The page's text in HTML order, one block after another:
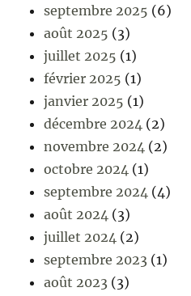
septembre 2025 (6)
août 2025 (3)
juillet 2025 (1)
février 2025 (1)
janvier 2025 (1)
décembre 2024 (2)
novembre 2024 (2)
octobre 2024 (1)
septembre 2024 (4)
août 2024 (3)
juillet 2024 (2)
septembre 2023 (1)
août 2023 (3)